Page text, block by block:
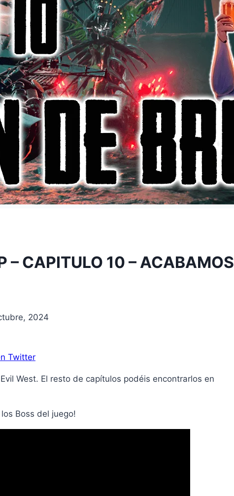
– CAPITULO 10 – ACABAMOS
2024
Twitter
West. El resto de capítulos podéis encontrarlos en
Boss del juego!